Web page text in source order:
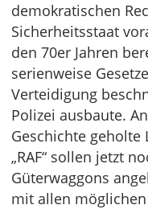
demokratischen
Sicherheitsstaat
den 70er Jahren
serienweise
Verteidigung
Polizei ausbaute.
Geschichte
„RAF“ sollen jetzt
Güterwaggons
mit allen